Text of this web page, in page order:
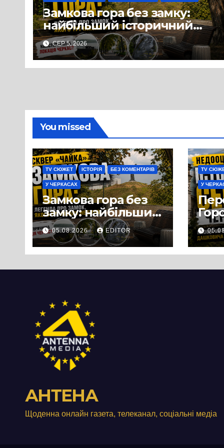
Замкова гора без замку:
найбільший історичний
міф Черкас
СЕР 5, 2026
You missed
TV СЮЖЕТ ІСТОРІЯ БЕЗ КОМЕНТАРІВ
У ЧЕРКАСАХ
Замкова гора без
замку: найбільший
історичний міф
Черкас
05.08.2026 EDITOR
TV
У
АНТЕНА
Щоденна онлайн газета, телеканал, соціальні медіа